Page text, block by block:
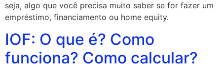
seja, algo que você precisa muito saber se for fazer um
empréstimo, financiamento ou home equity.
IOF: O que é? Como
funciona? Como calcular?